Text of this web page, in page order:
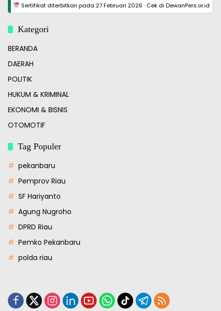
Sertifikat diterbitkan pada 27 Februari 2026 · Cek di DewanPers.or.id
Kategori
BERANDA
DAERAH
POLITIK
HUKUM & KRIMINAL
EKONOMI & BISNIS
OTOMOTIF
Tag Populer
pekanbaru
Pemprov Riau
SF Hariyanto
Agung Nugroho
DPRD Riau
Pemko Pekanbaru
polda riau